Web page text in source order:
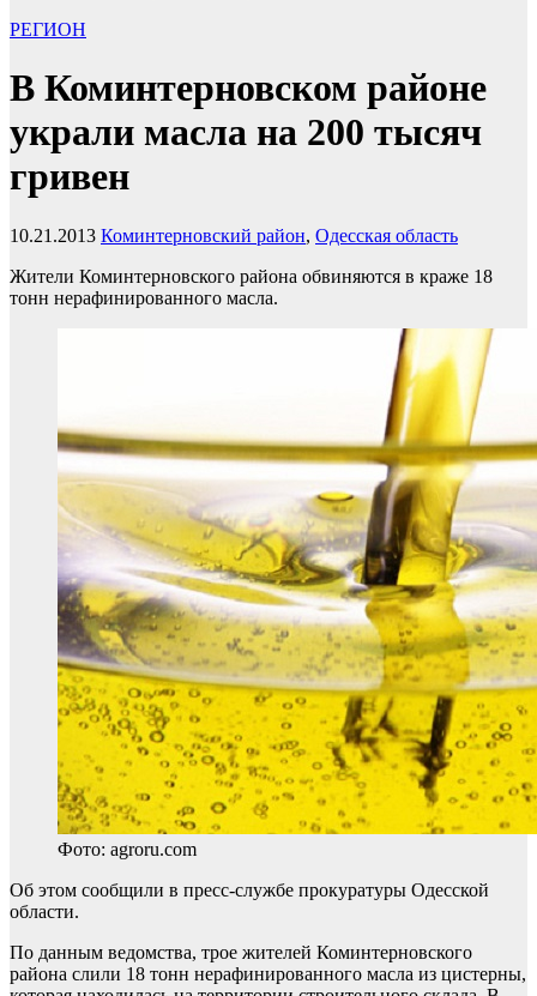
РЕГИОН
В Коминтерновском районе
украли масла на 200 тысяч
гривен
10.21.2013 Коминтерновский район, Одесская область
Жители Коминтерновского района обвиняются в краже 18
тонн нерафинированного масла.
Фото: agroru.com
Об этом сообщили в пресс-службе прокуратуры Одесской
области.
По данным ведомства, трое жителей Коминтерновского
района слили 18 тонн нерафинированного масла из цистерны,